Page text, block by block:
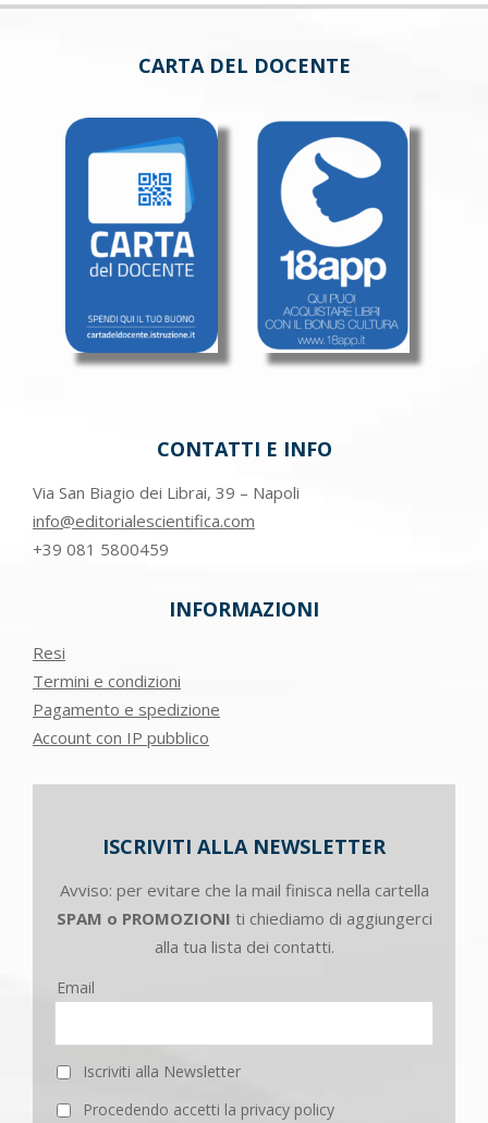
CARTA DEL DOCENTE
CONTATTI E INFO
Via San Biagio dei Librai, 39 – Napoli
info@editorialescientifica.com
+39 081 5800459
INFORMAZIONI
Resi
Termini e condizioni
Pagamento e spedizione
Account con IP pubblico
ISCRIVITI ALLA NEWSLETTER
Avviso: per evitare che la mail finisca nella cartella
SPAM o PROMOZIONI ti chiediamo di aggiungerci
alla tua lista dei contatti.
Email
Iscriviti alla Newsletter
Procedendo accetti la privacy policy